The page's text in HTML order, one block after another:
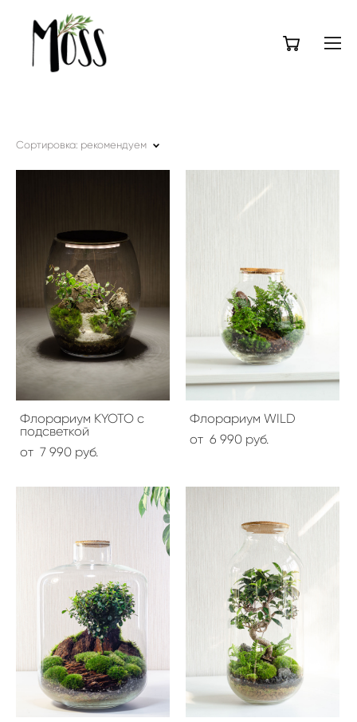
Сортировка: рекомендуем
Флорариум KYOTO с
подсветкой
от 7 990 pуб.
Флорариум WILD
от 6 990 pуб.